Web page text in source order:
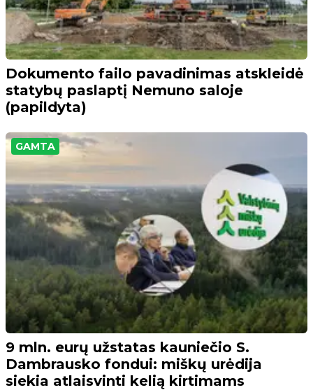
Dokumento failo pavadinimas atskleidė
statybų paslaptį Nemuno saloje
(papildyta)
GAMTA
9 mln. eurų užstatas kauniečio S.
Dambrausko fondui: miškų urėdija
siekia atlaisvinti kelią kirtimams